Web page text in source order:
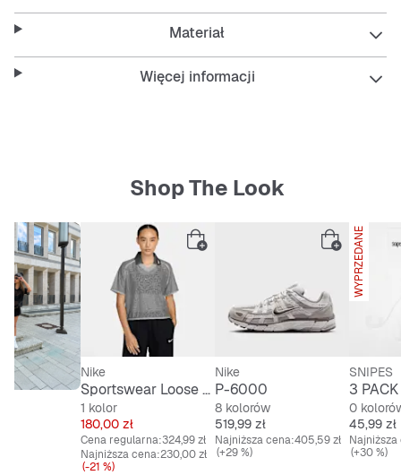
Features:
Praktyczne kieszenie wsuwane
Łatwy w pielęgnacji, oddychający i wytrzymały
materiał
Pas z guzikiem
Materiał
Więcej informacji
Shop The Look
Nike
Sportswear Loose Lace Polo Jersey Top
1 kolor
Cena
180,00 zł
Cena regularna:324,99 zł
Najniższa cena:230,00 zł
(-21 %)
Nike
P-6000
8 kolorów
Cena
519,99 zł
Najniższa cena:405,59 zł
(+29 %)
WYPRZEDANE
SNIPES
0
Cena
45,99 zł
(+30 %)